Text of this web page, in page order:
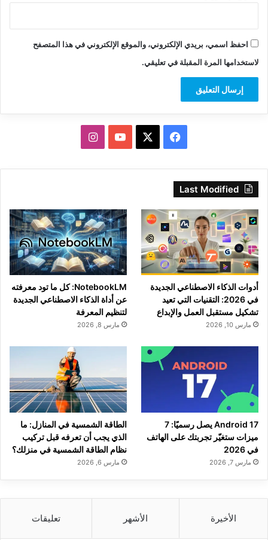
احفظ اسمي، بريدي الإلكتروني، والموقع الإلكتروني في هذا المتصفح
لاستخدامها المرة المقبلة في تعليقي.
فيسبوك ‫YouTubeانستقرام
Last Modified
أدوات الذكاء الاصطناعي الجديدة
في 2026: التقنيات التي تعيد
تشكيل مستقبل العمل والإبداع
مارس 10, 2026
NotebookLM: كل ما تود معرفته
عن أداة الذكاء الاصطناعي الجديدة
لتنظيم المعرفة
مارس 8, 2026
Android 17 يصل رسميًا: 7
ميزات ستغيّر تجربتك على الهاتف
في 2026
مارس 7, 2026
الطاقة الشمسية في المنازل: ما
الذي يجب أن تعرفه قبل تركيب
نظام الطاقة الشمسية في منزلك؟
مارس 6, 2026
الأخيرة الأشهر تعليقات